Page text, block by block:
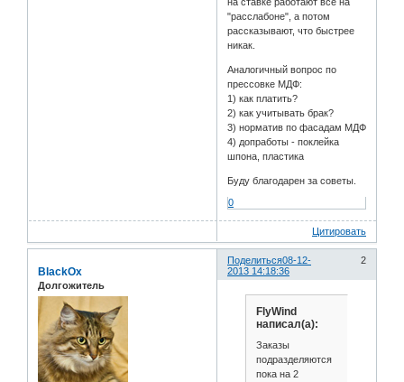
"расслабоне", а потом
рассказывают, что быстрее
никак.
Аналогичный вопрос по
прессовке МДФ:
1) как платить?
2) как учитывать брак?
3) норматив по фасадам МДФ
4) допработы - поклейка
шпона, пластика
Буду благодарен за советы.
0
Цитировать
Поделиться 2
08-12-
2013 14:18:36
BlackOx
Долгожитель
FlyWind
написал(а):
Заказы
подразделяются
пока на 2